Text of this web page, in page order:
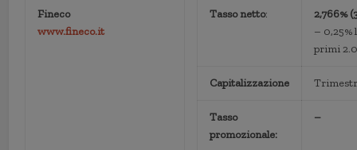
Fineco
www.fineco.it
Tasso netto:
2,766%
– 0,25%
primi
Capitalizzazione
Tasso
promozionale:
–